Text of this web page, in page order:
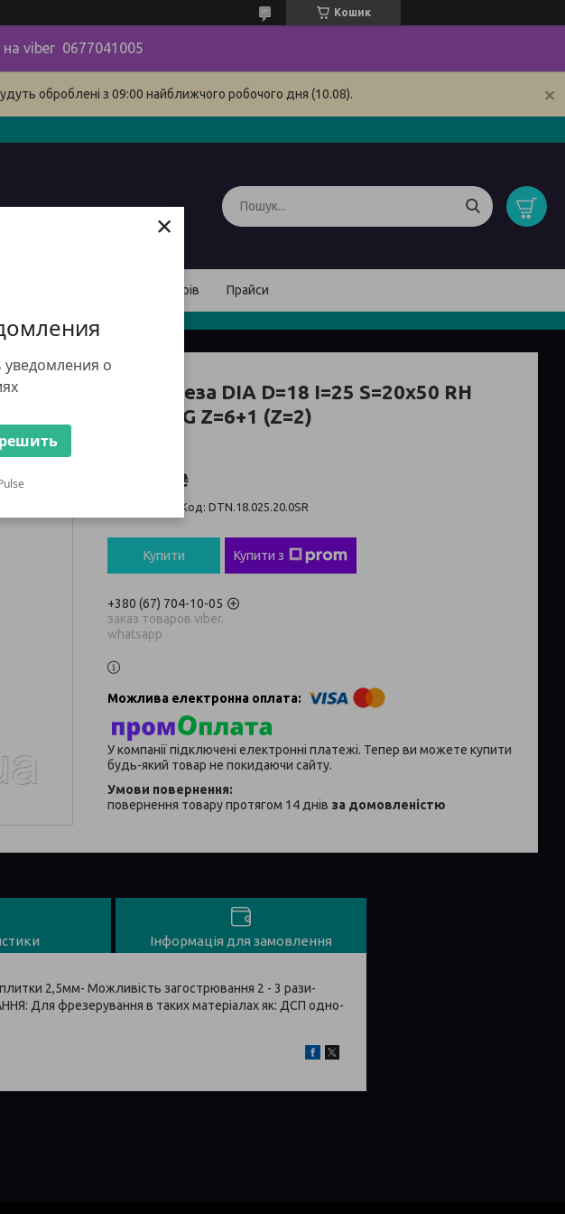
о
×
Кошик
на viber 0677041005
оброблені з 09:00 найближчого робочого дня (10.08).
Доставка і оплата товарів Прайси
DTN Фреза DIA D=18 I=25 S=20x50 RH
NESTING Z=6+1 (Z=2)
13 530 ₴
Код: DTN.18.025.20.0SR
Купити Купити з
+380 (67) 704-10-05
заказ товаров viber.
whatsapp
У компанії підключені електронні платежі. Тепер ви можете купити
будь-який товар не покидаючи сайту.
повернення товару протягом 14 днів за домовленістю
Інформація для замовлення
2,5мм- Можливість загострювання 2 - 3 рази-
Для фрезерування в таких матеріалах як: ДСП одно-